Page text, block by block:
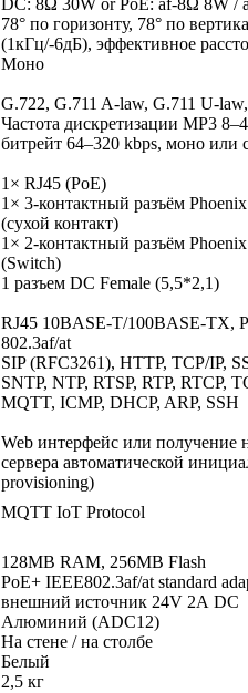
78° по горизонту, 78° по
(1кГц/-6дБ), эффективное
Моно
G.722, G.711 A-law, G.711 U-
Частота дискретизации MP3
битрейт 64–320 kbps, моно или
1× RJ45 (PoE)
1× 3-контактный разъём
(сухой контакт)
1× 2-контактный разъём
(Switch)
1 разъем DC Female (5,5*2,1)
RJ45 10BASE-T/100BASE-TX,
802.3af/at
SIP (RFC3261), HTTP, TCP/IP,
SNTP, NTP, RTSP, RTP, RTCP,
MQTT, ICMP, DHCP, ARP, SSH
Web интерфейс или получение
сервера автоматической
provisioning)
MQTT IoT Protocol
128MB RAM, 256MB Flash
PoE+ IEEE802.3af/at standard
внешний источник 24V 2А DC
Алюминий (ADC12)
На стене / на столбе
Белый
2,5 кг